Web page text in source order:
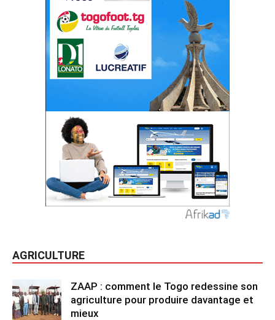
AGRICULTURE
ZAAP : comment le Togo redessine son
agriculture pour produire davantage et
mieux